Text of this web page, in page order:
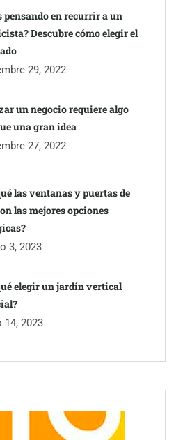
pensando en recurrir a un
Descubre cómo elegir el
29, 2022
un negocio requiere algo
una gran idea
27, 2022
las ventanas y puertas de
las mejores opciones
3, 2023
elegir un jardín vertical
14, 2023